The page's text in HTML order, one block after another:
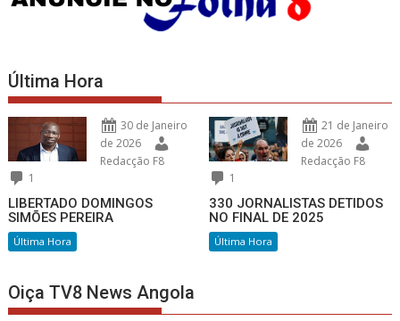
Última Hora
30 de Janeiro
de 2026
Redacção F8
1
LIBERTADO DOMINGOS
SIMÕES PEREIRA
Última Hora
21 de Janeiro
de 2026
Redacção F8
1
330 JORNALISTAS DETIDOS
NO FINAL DE 2025
Última Hora
Oiça TV8 News Angola